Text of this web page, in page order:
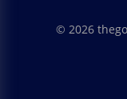
© 2026